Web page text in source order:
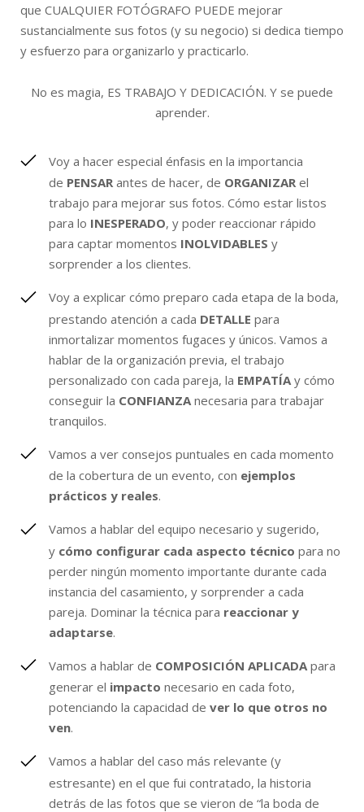
que CUALQUIER FOTÓGRAFO PUEDE mejorar
sustancialmente sus fotos (y su negocio) si dedica tiempo
y esfuerzo para organizarlo y practicarlo.
No es magia, ES TRABAJO Y DEDICACIÓN. Y se puede
aprender.
Voy a hacer especial énfasis en la importancia
de PENSAR antes de hacer, de ORGANIZAR el
trabajo para mejorar sus fotos. Cómo estar listos
para lo INESPERADO, y poder reaccionar rápido
para captar momentos INOLVIDABLES y
sorprender a los clientes.
Voy a explicar cómo preparo cada etapa de la boda,
prestando atención a cada DETALLE para
inmortalizar momentos fugaces y únicos. Vamos a
hablar de la organización previa, el trabajo
personalizado con cada pareja, la EMPATÍA y cómo
conseguir la CONFIANZA necesaria para trabajar
tranquilos.
Vamos a ver consejos puntuales en cada momento
de la cobertura de un evento, con ejemplos
prácticos y reales.
Vamos a hablar del equipo necesario y sugerido,
y cómo configurar cada aspecto técnico para no
perder ningún momento importante durante cada
instancia del casamiento, y sorprender a cada
pareja. Dominar la técnica para reaccionar y
adaptarse.
Vamos a hablar de COMPOSICIÓN APLICADA para
generar el impacto necesario en cada foto,
potenciando la capacidad de ver lo que otros no
ven.
Vamos a hablar del caso más relevante (y
estresante) en el que fui contratado, la historia
detrás de las fotos que se vieron de “la boda de